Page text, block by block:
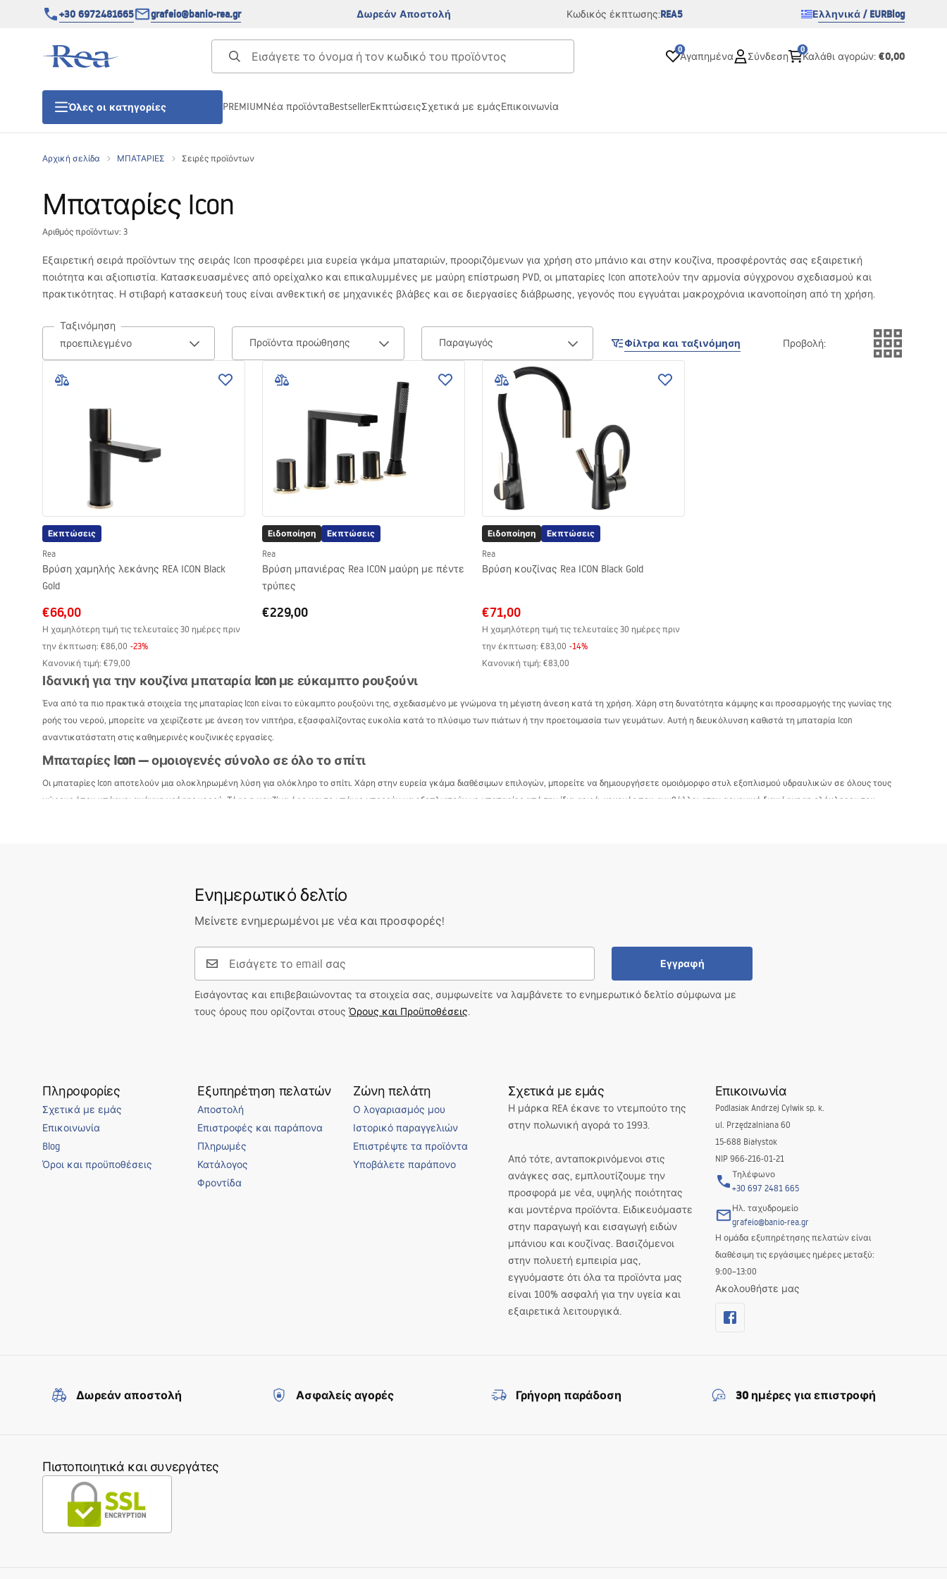
+30 6972481665 grafeio@banio-rea.gr Δωρεάν Αποστολή Κωδικός έκπτωσης:REA5 Ελληνικά / EURBlog
0
Αγαπημένα Σύνδεση
0
Καλάθι αγορών: €0,00
Όλες οι κατηγορίες
Πόρτες ντουζίερας
ΣΙΦΩΝΙΑ ΔΑΠΕΔΟΥ
ΛΕΚΑΝΕΣ ΤΟΥΑΛΕΤΑΣ
ΜΠΑΝΙΕΡΕΣ
ΜΠΑΤΑΡΙΕΣ
ΝΕΡΟΧΥΤΕΣ
ΕΠΙΠΛΑ & ΑΞΕΣΟΥΑΡ
PREMIUMΝέα προϊόνταBestsellerΕκπτώσειςΣχετικά με εμάςΕπικοινωνία
Αρχική σελίδα ΜΠΑΤΑΡΙΕΣ Σειρές προϊόντων
Μπαταρίες Icon
Αριθμός προϊόντων: 3
Εξαιρετική σειρά προϊόντων της σειράς Icon προσφέρει μια ευρεία γκάμα μπαταριών, προοριζόμενων για χρήση στο μπάνιο και στην κουζίνα, προσφέροντάς σας εξαιρετική
ποιότητα και αξιοπιστία. Κατασκευασμένες από ορείχαλκο και επικαλυμμένες με μαύρη επίστρωση PVD, οι μπαταρίες Icon αποτελούν την αρμονία σύγχρονου σχεδιασμού και
πρακτικότητας. Η στιβαρή κατασκευή τους είναι ανθεκτική σε μηχανικές βλάβες και σε διεργασίες διάβρωσης, γεγονός που εγγυάται μακροχρόνια ικανοποίηση από τη χρήση.
Ταξινόμηση
Προϊόντα προώθησης
Παραγωγός Φίλτρα και ταξινόμηση Προβολή:
Εκπτώσεις
Rea
Βρύση χαμηλής λεκάνης REA ICON Black
Gold
€66,00
Η χαμηλότερη τιμή τις τελευταίες 30 ημέρες πριν
την έκπτωση: €86,00 -23%
Κανονική τιμή: €79,00
Ειδοποίηση Εκπτώσεις
Rea
Βρύση μπανιέρας Rea ICON μαύρη με πέντε
τρύπες
€229,00
Ειδοποίηση Εκπτώσεις
Rea
Βρύση κουζίνας Rea ICON Black Gold
€71,00
Η χαμηλότερη τιμή τις τελευταίες 30 ημέρες πριν
την έκπτωση: €83,00 -14%
Κανονική τιμή: €83,00
Ιδανική για την κουζίνα μπαταρία Icon με εύκαμπτο ρουξούνι
Ένα από τα πιο πρακτικά στοιχεία της μπαταρίας Icon είναι το εύκαμπτο ρουξούνι της, σχεδιασμένο με γνώμονα τη μέγιστη άνεση κατά τη χρήση. Χάρη στη δυνατότητα κάμψης και προσαρμογής της γωνίας της
ροής του νερού, μπορείτε να χειρίζεστε με άνεση τον νιπτήρα, εξασφαλίζοντας ευκολία κατά το πλύσιμο των πιάτων ή την προετοιμασία των γευμάτων. Αυτή η διευκόλυνση καθιστά τη μπαταρία Icon
αναντικατάστατη στις καθημερινές κουζινικές εργασίες.
Μπαταρίες Icon — ομοιογενές σύνολο σε όλο το σπίτι
Οι μπαταρίες Icon αποτελούν μια ολοκληρωμένη λύση για ολόκληρο το σπίτι. Χάρη στην ευρεία γκάμα διαθέσιμων επιλογών, μπορείτε να δημιουργήσετε ομοιόμορφο στυλ εξοπλισμού υδραυλικών σε όλους τους
χώρους όπου υπάρχει ανάγκη χρήσης νερού. Τόσο η κουζίνα όσο και το μπάνιο μπορούν να εξοπλιστούν με μπαταρίες από την ίδια σειρά, γεγονός που συμβάλλει στην αρμονική διακόσμηση ολόκληρου του
Ενημερωτικό δελτίο
Μείνετε ενημερωμένοι με νέα και προσφορές!
Εγγραφή
Εισάγοντας και επιβεβαιώνοντας τα στοιχεία σας, συμφωνείτε να λαμβάνετε το ενημερωτικό δελτίο σύμφωνα με
τους όρους που ορίζονται στους Όρους και Προϋποθέσεις.
Πληροφορίες
Σχετικά με εμάς
Επικοινωνία
Blog
Όροι και προϋποθέσεις
Εξυπηρέτηση πελατών
Αποστολή
Επιστροφές και παράπονα
Πληρωμές
Κατάλογος
Φροντίδα
Ζώνη πελάτη
Ο λογαριασμός μου
Ιστορικό παραγγελιών
Επιστρέψτε τα προϊόντα
Υποβάλετε παράπονο
Σχετικά με εμάς
Η μάρκα REA έκανε το ντεμπούτο της
στην πολωνική αγορά το 1993.
Από τότε, ανταποκρινόμενοι στις
ανάγκες σας, εμπλουτίζουμε την
προσφορά με νέα, υψηλής ποιότητας
και μοντέρνα προϊόντα. Ειδικευόμαστε
στην παραγωγή και εισαγωγή ειδών
μπάνιου και κουζίνας. Βασιζόμενοι
στην πολυετή εμπειρία μας,
εγγυόμαστε ότι όλα τα προϊόντα μας
είναι 100% ασφαλή για την υγεία και
εξαιρετικά λειτουργικά.
Επικοινωνία
Podlasiak Andrzej Cylwik sp. k.
ul. Przędzalniana 60
15-688 Białystok
NIP 966-216-01-21
Τηλέφωνο
+30 697 2481 665
Ηλ. ταχυδρομείο
grafeio@banio-rea.gr
Η ομάδα εξυπηρέτησης πελατών είναι
διαθέσιμη τις εργάσιμες ημέρες μεταξύ:
9:00–13:00
Ακολουθήστε μας
Δωρεάν αποστολή Ασφαλείς αγορές Γρήγορη παράδοση 30 ημέρες για επιστροφή
Πιστοποιητικά και συνεργάτες